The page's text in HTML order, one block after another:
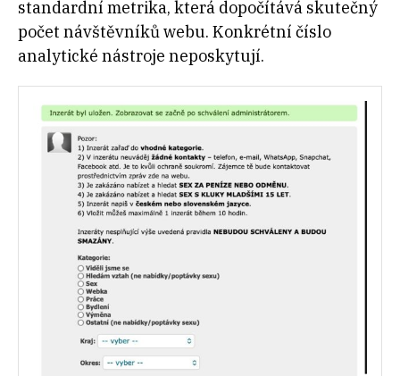
standardní metrika, která dopočítává skutečný
počet návštěvníků webu. Konkrétní číslo
analytické nástroje neposkytují.